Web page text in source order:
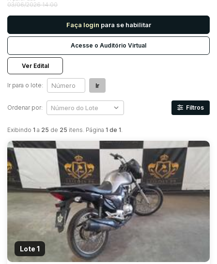
03/06/2026 14:00
Faça login para se habilitar
Acesse o Auditório Virtual
Ver Edital
Exibindo 1 a 25 de 25 itens. Página 1 de 1.
Ir para o lote: Ir
Ordenar por: Filtros
Lote 1